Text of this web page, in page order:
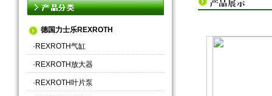
德国力士乐REXROTH
· REXROTH气缸
· REXROTH放大器
· REXROTH叶片泵